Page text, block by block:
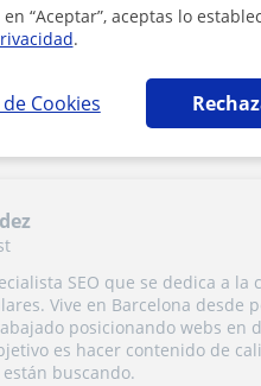
“Aceptar”, aceptas lo
.
Cookies
SEO que se dedica a
Vive en Barcelona
posicionando webs en
es hacer contenido de
buscando.